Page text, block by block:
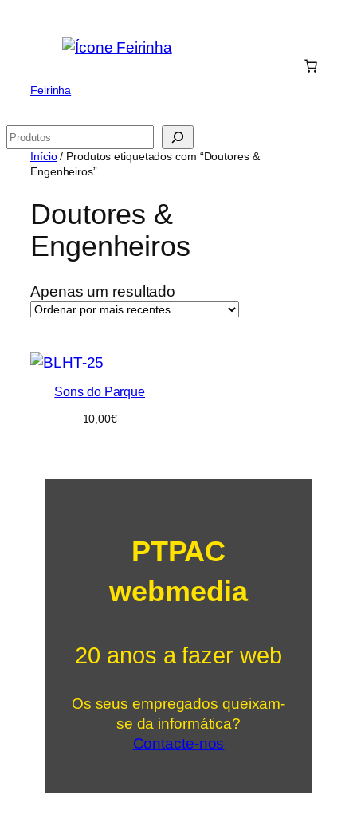
Feirinha
Pesquisar
Início/ Produtos etiquetados com “Doutores &
Engenheiros”
Doutores &
Engenheiros
Apenas um resultado
Sons do Parque
10,00€
PTPAC
webmedia
20 anos a fazer web
Os seus empregados queixam-
se da informática?
Contacte-nos